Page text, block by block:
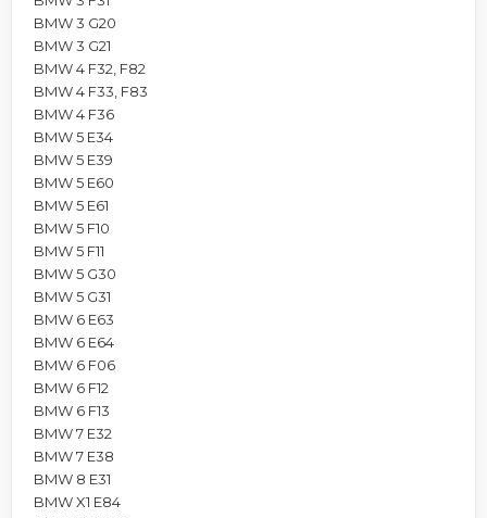
BMW 3 G20
BMW 3 G21
BMW 4 F32, F82
BMW 4 F33, F83
BMW 4 F36
BMW 5 E34
BMW 5 E39
BMW 5 E60
BMW 5 E61
BMW 5 F10
BMW 5 F11
BMW 5 G30
BMW 5 G31
BMW 6 E63
BMW 6 E64
BMW 6 F06
BMW 6 F12
BMW 6 F13
BMW 7 E32
BMW 7 E38
BMW 8 E31
BMW X1 E84